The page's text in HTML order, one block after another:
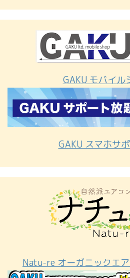
GAKU モバイル
GAKU スマホサ
Natu-re オーガニックエ